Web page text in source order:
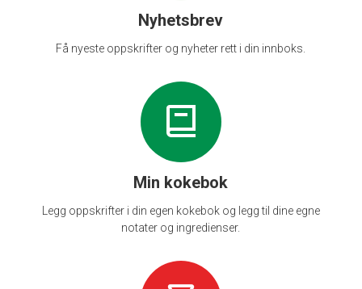
Nyhetsbrev
Få nyeste oppskrifter og nyheter rett i din innboks.
Min kokebok
Legg oppskrifter i din egen kokebok og legg til dine egne
notater og ingredienser.